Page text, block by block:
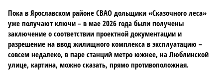
Пока в Ярославском районе СВАО дольщики «Сказочного леса»
уже получают ключи – в мае 2026 года были получены
заключение о соответствии проектной документации и
разрешение на ввод жилищного комплекса в эксплуатацию –
совсем недалеко, в паре станций метро южнее, на Люблинской
улице, картина, можно сказать, прямо противоположная.